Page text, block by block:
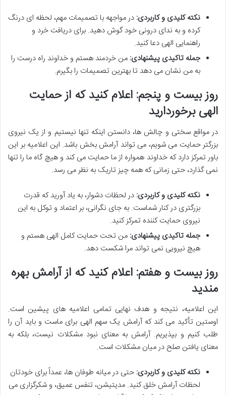
نکته کلیدی و کاربردی: در مواجهه با تصمیمات مهم، لحظه ای درنگ
کرده و به ندای درونی خود گوش دهید. برای دریافت خرد و
راهنمایی الهی دعا کنید.
جمله تاکیدی پیشنهادی: من خردمند هستم و خداوند راه درست را
به من نشان می دهد تا بهترین تصمیمات را بگیرم.
روز بیست و پنجم: اعلام کنید که از حمایت
الهی برخوردارید
در مواقع سختی و چالش ها، دانستن اینکه تنها نیستیم و از یک نیروی
بزرگتر حمایت می شویم، می تواند آرامش بخش باشد. این اعلامیه بر این
باور تمرکز دارد که خداوند همواره از ما حمایت می کند و هیچ گاه ما را تنها
نمی گذارد، حتی زمانی که همه چیز تاریک به نظر می رسد.
نکته کلیدی و کاربردی: در لحظات دشوار، به یاد آورید که قدرت
بزرگتری در کنار شماست. به جای نگرانی، بر اعتماد و توکل به این
نیروی حمایت کننده تمرکز کنید.
جمله تاکیدی پیشنهادی: من تحت حمایت کامل الهی هستم و
هیچ نیرویی نمی تواند مرا شکست دهد.
روز بیست و هفتم: اعلام کنید که از آرامش بهره
مندید
این اعلامیه، نتیجه و هدف نهایی تمامی اعلامیه های پیشین است.
اوستین تأکید می کند که آرامش یک سهم الهی برای ماست و باید آن را
طلب کنیم و بپذیریم. آرامش به معنای نبود مشکلات نیست، بلکه به
معنای یافتن صلح در میان مشکلات است.
نکته کلیدی و کاربردی: حتی در میانه طوفان ها، عمداً برای خودتان
لحظات آرامش خلق کنید. مدیتیشن، تنفس عمیق، و شکرگزاری می